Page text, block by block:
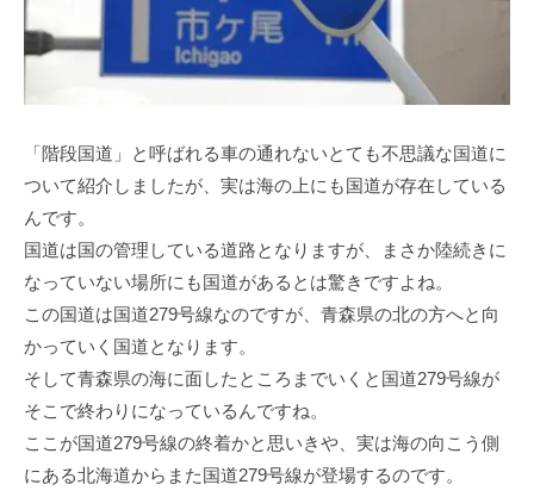
「階段国道」と呼ばれる車の通れないとても不思議な国道に
ついて紹介しましたが、実は海の上にも国道が存在している
んです。
国道は国の管理している道路となりますが、まさか陸続きに
なっていない場所にも国道があるとは驚きですよね。
この国道は国道279号線なのですが、青森県の北の方へと向
かっていく国道となります。
そして青森県の海に面したところまでいくと国道279号線が
そこで終わりになっているんですね。
ここが国道279号線の終着かと思いきや、実は海の向こう側
にある北海道からまた国道279号線が登場するのです。